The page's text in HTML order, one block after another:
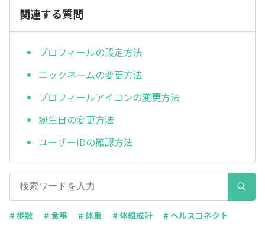
関連する質問
プロフィールの設定方法
ニックネームの変更方法
プロフィールアイコンの変更方法
誕生日の変更方法
ユーザーIDの確認方法
# 歩数 # 食事 # 体重 # 体組成計 # ヘルスコネクト